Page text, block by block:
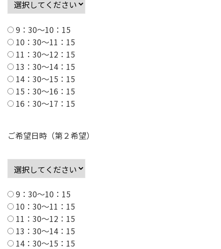
9：30～10：15
10：30～11：15
11：30～12：15
13：30～14：15
14：30～15：15
15：30～16：15
16：30～17：15
ご希望日時（第２希望）
9：30～10：15
10：30～11：15
11：30～12：15
13：30～14：15
14：30～15：15